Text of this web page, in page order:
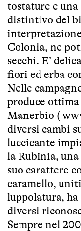
tostature e una
distintivo del
interpretazione
Colonia, ne
secchi. E’
fiori ed erba
Nelle
produce
Manerbio (
diversi cambi
luccicante
la Rubinia,
suo carattere
caramello,
luppolatura,
diversi
Sempre nel